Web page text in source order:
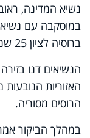
נשיא המדינה,
במוסקבה עם נשיא
ברוסיה לציון 25 שנים לחידוש היחסים בין ישראל ורוסיה.
הנשיאים דנו
האזוריות
הרוסים מסוריה.
במהלך הביקור אמר